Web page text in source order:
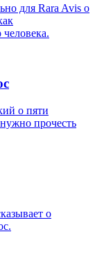
для Rara Avis о
о пяти
прочесть
о